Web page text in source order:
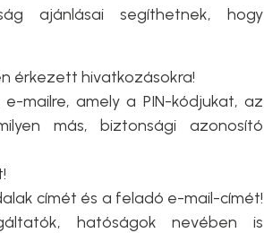
ajánlásai segíthetnek, hogy
érkezett hivatkozásokra!
mailre, amely a PIN-kódjukat, az
más, biztonsági azonosító
címét és a feladó e-mail-címét!
hatóságok nevében is